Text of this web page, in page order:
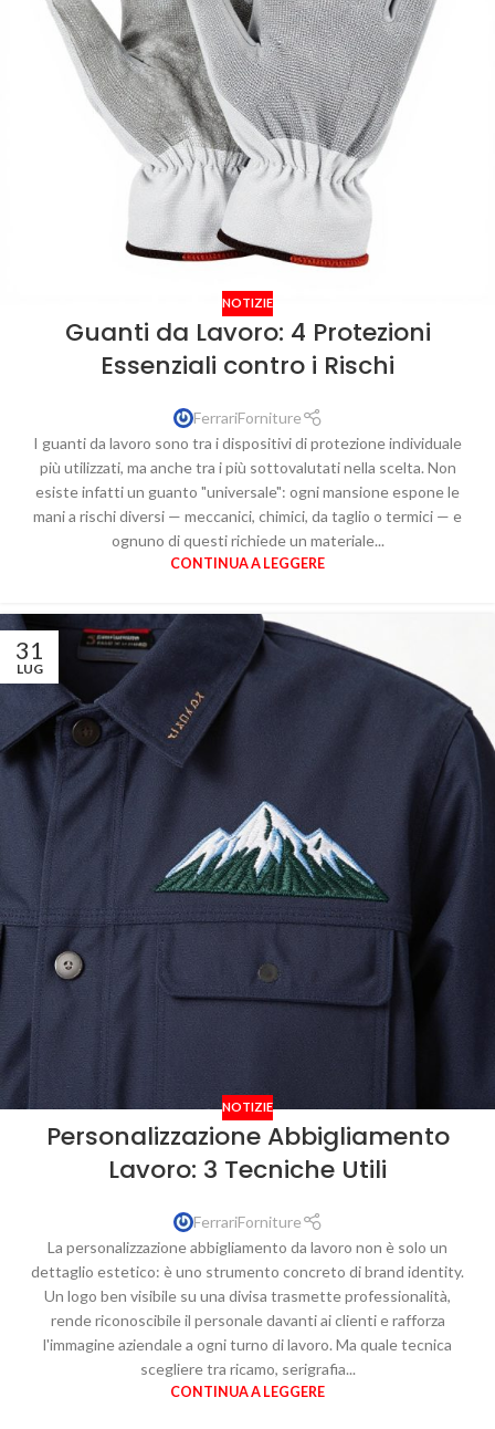
NOTIZIE
Guanti da Lavoro: 4 Protezioni
Essenziali contro i Rischi
FerrariForniture
I guanti da lavoro sono tra i dispositivi di protezione individuale
più utilizzati, ma anche tra i più sottovalutati nella scelta. Non
esiste infatti un guanto "universale": ogni mansione espone le
mani a rischi diversi — meccanici, chimici, da taglio o termici — e
ognuno di questi richiede un materiale...
CONTINUA A LEGGERE
31
LUG
NOTIZIE
Personalizzazione Abbigliamento
Lavoro: 3 Tecniche Utili
FerrariForniture
La personalizzazione abbigliamento da lavoro non è solo un
dettaglio estetico: è uno strumento concreto di brand identity.
Un logo ben visibile su una divisa trasmette professionalità,
rende riconoscibile il personale davanti ai clienti e rafforza
l'immagine aziendale a ogni turno di lavoro. Ma quale tecnica
scegliere tra ricamo, serigrafia...
CONTINUA A LEGGERE